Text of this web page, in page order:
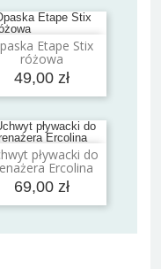
Etape Stix
różowa
49,00 zł
Dodaj do koszyka
pływacki do
Ercolina
69,00 zł
Dodaj do koszyka